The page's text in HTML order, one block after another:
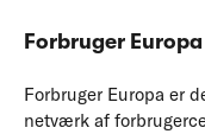
Forbruger Europa
Forbruger Europa er
netværk af